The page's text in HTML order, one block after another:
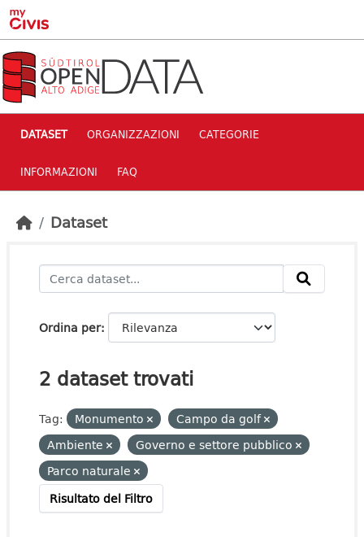
Skip to main content
DATASET ORGANIZZAZIONI CATEGORIE
INFORMAZIONI FAQ
Dataset
Ordina per
2 dataset trovati
Tag: Monumento
Campo da golf
Ambiente
Governo e settore pubblico
Parco naturale
Risultato del Filtro